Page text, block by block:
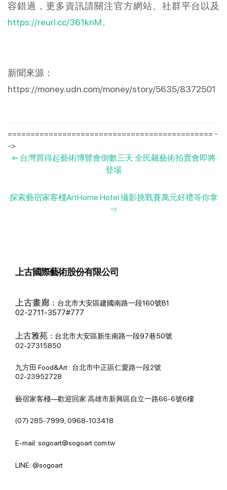
容錯過，更多資訊請關注官方網站、社群平台以及
https://reurl.cc/361knM。
新聞來源：
https://money.udn.com/money/story/5635/8372501
============================================= -
->
⇐ 台灣買得起藝術博覽會倒數三天 全民飆藝術拍賣會即將
登場
探索藝宿家客棧ArtHome Hotel 攝影挑戰賽萬元好禮等你拿
⇒
上古國際藝術股份有限公司
上古畫廊 ： 台北市大安區建國南路一段160號B1
02-2711-3577#777
上古雅苑 ： 台北市大安區新生南路一段97巷50號
02-27315850
九方田 Food&Art : 台北市中正區仁愛路一段2號
02-23952728
藝宿家客棧—歡迎回家:高雄市新興區自立一路66-6號6樓
(07) 285-7999, 0968-103418
E-mail: sogoart@sogoart.com.tw
LINE: @sogoart